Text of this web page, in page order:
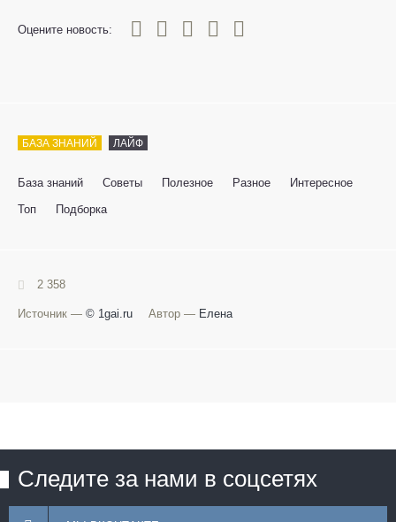
Оцените новость:
0
1 3 4 5
БАЗА ЗНАНИЙ ЛАЙФ
База знаний Советы Полезное Разное
Интересное
Топ
Подборка
2 358
Источник — © 1gai.ru Автор — Елена
Следите за нами в соцсетях